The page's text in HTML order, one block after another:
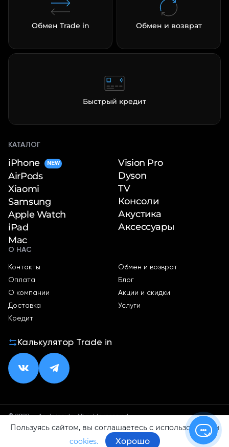
Обмен Trade in Обмен и возврат
Быстрый кредит
КАТАЛОГ
iPhone NEW
AirPods
Xiaomi
Samsung
Apple Watch
iPad
Mac
Vision Pro
Dyson
TV
Консоли
Акустика
Аксессуары
О НАС
Контакты
Оплата
О компании
Доставка
Кредит
Обмен и возврат
Блог
Акции и скидки
Услуги
Калькулятор Trade in
© 2026 — Apple Inside. All rights reserved.
Политика конфиденциальностиОферта
Пользуясь сайтом, вы соглашаетесь с использованием
cookies.
Хорошо